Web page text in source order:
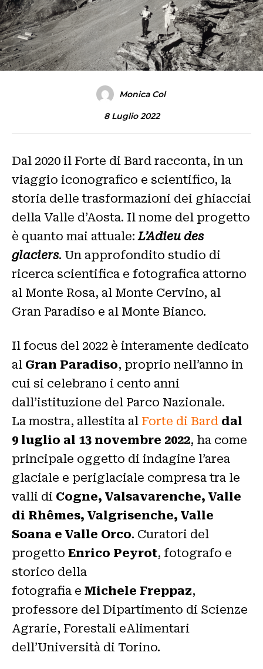
Monica Col
8 Luglio 2022
Dal 2020 il Forte di Bard racconta, in un
viaggio iconografico e scientifico, la
storia delle trasformazioni dei ghiacciai
della Valle d’Aosta. Il nome del progetto
è quanto mai attuale: L’Adieu des
glaciers. Un approfondito studio di
ricerca scientifica e fotografica attorno
al Monte Rosa, al Monte Cervino, al
Gran Paradiso e al Monte Bianco.
Il focus del 2022 è interamente dedicato
al Gran Paradiso, proprio nell’anno in
cui si celebrano i cento anni
dall’istituzione del Parco Nazionale.
La mostra, allestita al Forte di Bard dal
9 luglio al 13 novembre 2022, ha come
principale oggetto di indagine l’area
glaciale e periglaciale compresa tra le
valli di Cogne, Valsavarenche, Valle
di Rhêmes, Valgrisenche, Valle
Soana e Valle Orco. Curatori del
progetto Enrico Peyrot, fotografo e
storico della
fotografia e Michele Freppaz,
professore del Dipartimento di Scienze
Agrarie, Forestali eAlimentari
dell’Università di Torino.